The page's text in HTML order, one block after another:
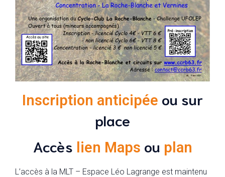
Inscription anticipée ou sur
place
Accès lien Maps ou plan
L’accès à la MLT – Espace Léo Lagrange est maintenu